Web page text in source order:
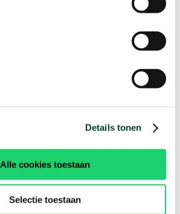
Details tonen
Alle cookies toestaan
Selectie toestaan